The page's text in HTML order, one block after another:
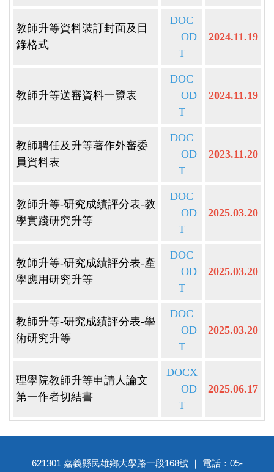
教師升等資料裝訂封面及目
錄格式
DOC
OD
T
2024.11.19
教師升等送審資料一覽表
DOC
OD
T
2024.11.19
教師聘任及升等著作外審委
員資料表
DOC
OD
T
2023.11.20
教師升等-研究成績評分表-教
學實踐研究升等
DOC
OD
T
2025.03.20
教師升等-研究成績評分表-產
學應用研究升等
DOC
OD
T
2025.03.20
教師升等-研究成績評分表-學
術研究升等
DOC
OD
T
2025.03.20
理學院教師升等申請人論文
第一作者切結書
DOCX
OD
T
2025.06.17
621301 嘉義縣民雄鄉大學路一段168號 ｜ 電話：05-